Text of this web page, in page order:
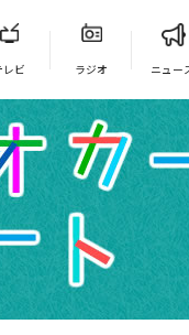
レビ ラジオ ニュー